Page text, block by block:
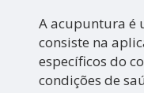
A acupuntura é
consiste na
específicos do
condições de